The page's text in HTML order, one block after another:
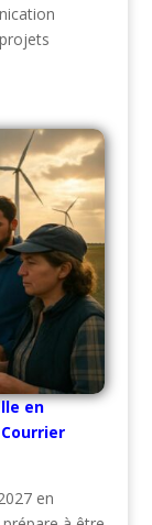
en
en